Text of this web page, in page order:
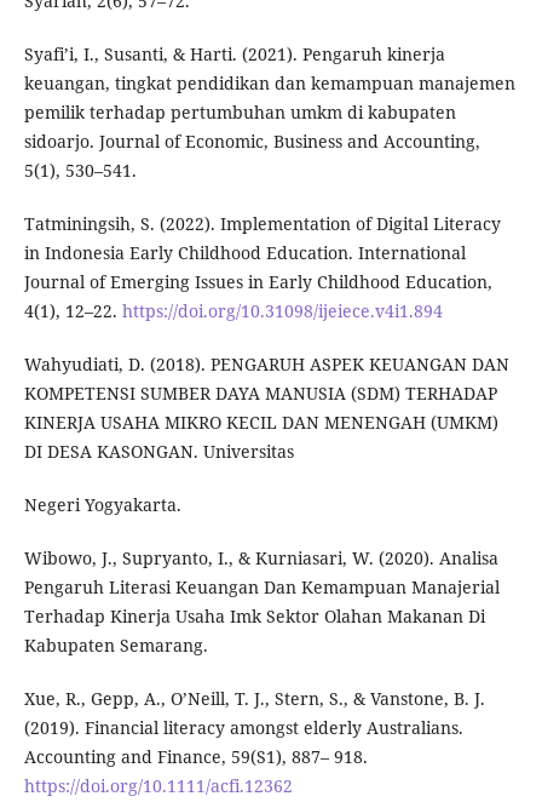
Syafi’i, I., Susanti, & Harti. (2021). Pengaruh kinerja
keuangan, tingkat pendidikan dan kemampuan manajemen
pemilik terhadap pertumbuhan umkm di kabupaten
sidoarjo. Journal of Economic, Business and Accounting,
5(1), 530–541.
Tatminingsih, S. (2022). Implementation of Digital Literacy
in Indonesia Early Childhood Education. International
Journal of Emerging Issues in Early Childhood Education,
4(1), 12–22. https://doi.org/10.31098/ijeiece.v4i1.894
Wahyudiati, D. (2018). PENGARUH ASPEK KEUANGAN DAN
KOMPETENSI SUMBER DAYA MANUSIA (SDM) TERHADAP
KINERJA USAHA MIKRO KECIL DAN MENENGAH (UMKM)
DI DESA KASONGAN. Universitas
Negeri Yogyakarta.
Wibowo, J., Supryanto, I., & Kurniasari, W. (2020). Analisa
Pengaruh Literasi Keuangan Dan Kemampuan Manajerial
Terhadap Kinerja Usaha Imk Sektor Olahan Makanan Di
Kabupaten Semarang.
Xue, R., Gepp, A., O’Neill, T. J., Stern, S., & Vanstone, B. J.
(2019). Financial literacy amongst elderly Australians.
Accounting and Finance, 59(S1), 887– 918.
https://doi.org/10.1111/acfi.12362